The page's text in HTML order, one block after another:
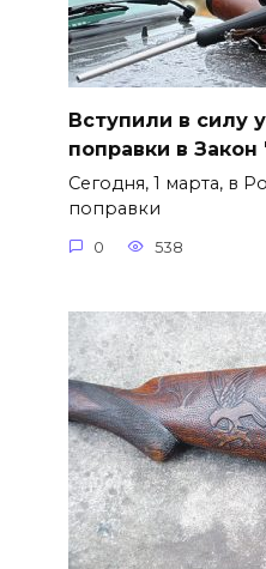
Вступили в силу
поправки в
Сегодня, 1 марта, в
поправки
0 538